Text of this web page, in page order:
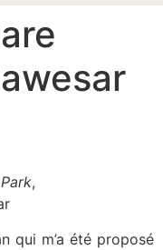
,
qui m’a été proposé